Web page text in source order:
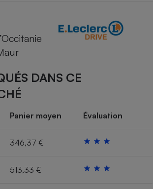
DANS CE
Panier moyen Évaluation
346,37 €
513,33 €
Cafetière à expressos
Robot ménager